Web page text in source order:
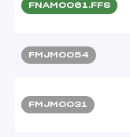
FNAM0061.FFS
FMJM0054
FMJM0031